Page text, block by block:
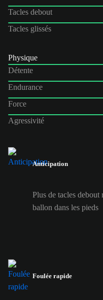
Tacles debout
Tacles glissés
Physique
Détente
Endurance
Force
Agressivité
Anticipation
Plus de tacles debout
ballon dans les pieds
Foulée rapide